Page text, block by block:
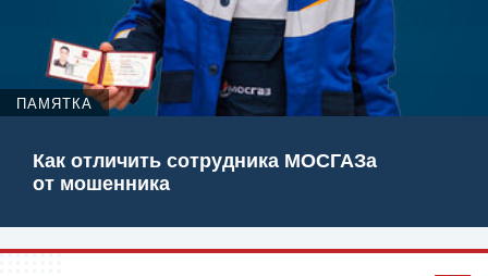
ПАМЯТКА
Как отличить сотрудника МОСГАЗа
от мошенника